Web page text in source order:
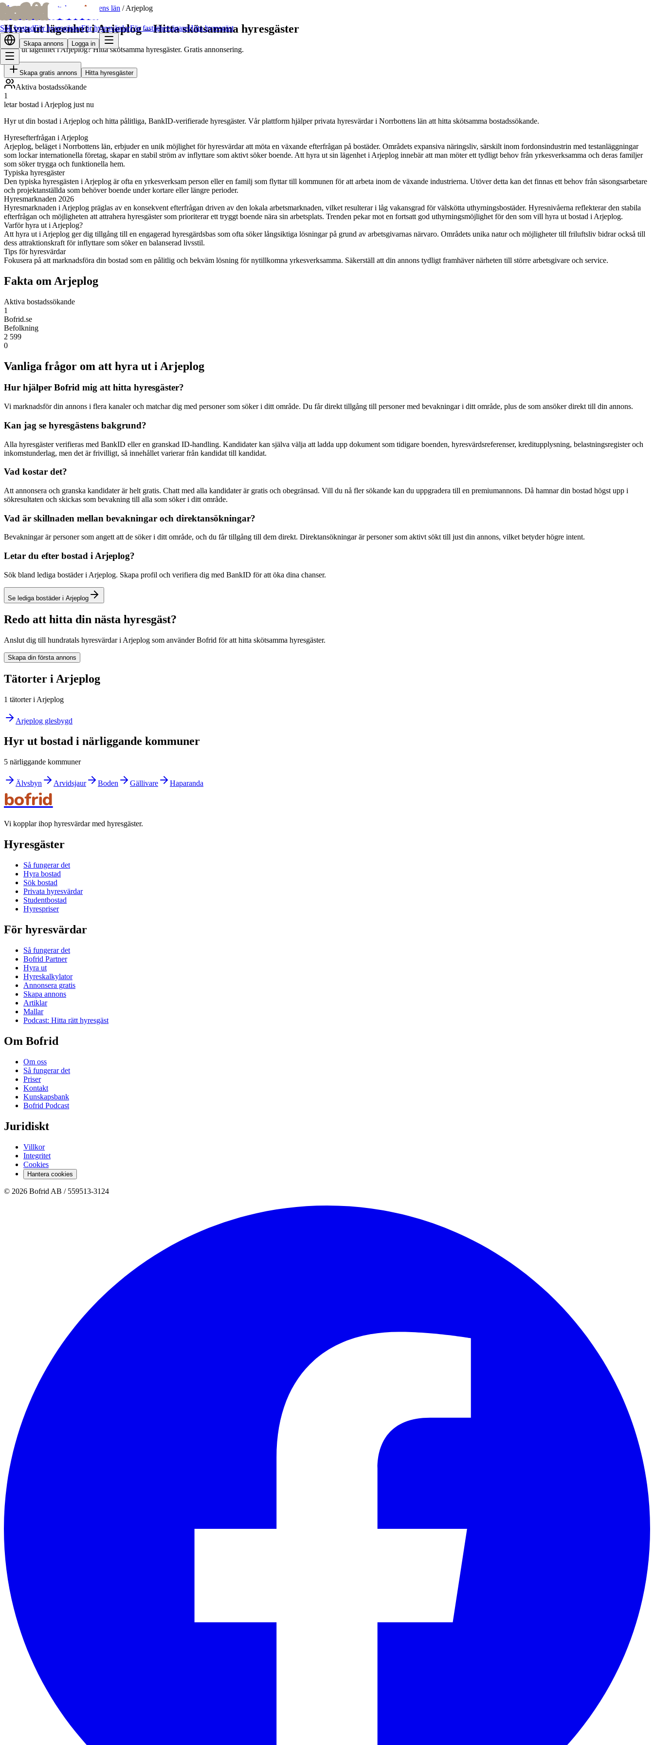
bofridbofrid
Sök bostadFör hyresgästerFör hyresvärdarFör fastighetsägareHitta hyresgäst
Skapa annons Logga in
Hem/ Hyr ut bostad Norrbottens län /Arjeplog
Hyra ut lägenhet i Arjeplog – Hitta skötsamma hyresgäster
Hyra ut lägenhet i Arjeplog? Hitta skötsamma hyresgäster. Gratis annonsering.
Skapa gratis annons Hitta hyresgäster
Aktiva bostadssökande
1
letar bostad i Arjeplog just nu
Hyr ut din bostad i Arjeplog och hitta pålitliga, BankID-verifierade hyresgäster. Vår plattform hjälper privata hyresvärdar i Norrbottens län att hitta skötsamma bostadssökande.
Hyresefterfrågan i Arjeplog
Arjeplog, beläget i Norrbottens län, erbjuder en unik möjlighet för hyresvärdar att möta en växande efterfrågan på bostäder. Områdets expansiva näringsliv, särskilt inom fordonsindustrin med testanläggningar
som lockar internationella företag, skapar en stabil ström av inflyttare som aktivt söker boende. Att hyra ut sin lägenhet i Arjeplog innebär att man möter ett tydligt behov från yrkesverksamma och deras familjer
som söker trygga och funktionella hem.
Typiska hyresgäster
Den typiska hyresgästen i Arjeplog är ofta en yrkesverksam person eller en familj som flyttar till kommunen för att arbeta inom de växande industrierna. Utöver detta kan det finnas ett behov från säsongsarbetare
och projektanställda som behöver boende under kortare eller längre perioder.
Hyresmarknaden 2026
Hyresmarknaden i Arjeplog präglas av en konsekvent efterfrågan driven av den lokala arbetsmarknaden, vilket resulterar i låg vakansgrad för välskötta uthyrningsbostäder. Hyresnivåerna reflekterar den stabila
efterfrågan och möjligheten att attrahera hyresgäster som prioriterar ett tryggt boende nära sin arbetsplats. Trenden pekar mot en fortsatt god uthyrningsmöjlighet för den som vill hyra ut bostad i Arjeplog.
Varför hyra ut i Arjeplog?
Att hyra ut i Arjeplog ger dig tillgång till en engagerad hyresgärdsbas som ofta söker långsiktiga lösningar på grund av arbetsgivarnas närvaro. Områdets unika natur och möjligheter till friluftsliv bidrar också till
dess attraktionskraft för inflyttare som söker en balanserad livsstil.
Tips för hyresvärdar
Fokusera på att marknadsföra din bostad som en pålitlig och bekväm lösning för nytillkomna yrkesverksamma. Säkerställ att din annons tydligt framhäver närheten till större arbetsgivare och service.
Fakta om Arjeplog
Aktiva bostadssökande
1
Bofrid.se
Befolkning
2 599
0
Vanliga frågor om att hyra ut i Arjeplog
Hur hjälper Bofrid mig att hitta hyresgäster?
Vi marknadsför din annons i flera kanaler och matchar dig med personer som söker i ditt område. Du får direkt tillgång till personer med bevakningar i ditt område, plus de som ansöker direkt till din annons.
Kan jag se hyresgästens bakgrund?
Alla hyresgäster verifieras med BankID eller en granskad ID-handling. Kandidater kan själva välja att ladda upp dokument som tidigare boenden, hyresvärdsreferenser, kreditupplysning, belastningsregister och
inkomstunderlag, men det är frivilligt, så innehållet varierar från kandidat till kandidat.
Vad kostar det?
Att annonsera och granska kandidater är helt gratis. Chatt med alla kandidater är gratis och obegränsad. Vill du nå fler sökande kan du uppgradera till en premiumannons. Då hamnar din bostad högst upp i
sökresultaten och skickas som bevakning till alla som söker i ditt område.
Vad är skillnaden mellan bevakningar och direktansökningar?
Bevakningar är personer som angett att de söker i ditt område, och du får tillgång till dem direkt. Direktansökningar är personer som aktivt sökt till just din annons, vilket betyder högre intent.
Letar du efter bostad i Arjeplog?
Sök bland lediga bostäder i Arjeplog. Skapa profil och verifiera dig med BankID för att öka dina chanser.
Se lediga bostäder i Arjeplog
Redo att hitta din nästa hyresgäst?
Anslut dig till hundratals hyresvärdar i Arjeplog som använder Bofrid för att hitta skötsamma hyresgäster.
Skapa din första annons
Tätorter i Arjeplog
1 tätorter i Arjeplog
Arjeplog glesbygd
Hyr ut bostad i närliggande kommuner
5 närliggande kommuner
Älvsbyn Arvidsjaur Boden Gällivare Haparanda
bofrid
Vi kopplar ihop hyresvärdar med hyresgäster.
Hyresgäster
Så fungerar det
Hyra bostad
Sök bostad
Privata hyresvärdar
Studentbostad
Hyrespriser
För hyresvärdar
Så fungerar det
Bofrid Partner
Hyra ut
Hyreskalkylator
Annonsera gratis
Skapa annons
Artiklar
Mallar
Podcast: Hitta rätt hyresgäst
Om Bofrid
Om oss
Så fungerar det
Priser
Kontakt
Kunskapsbank
Bofrid Podcast
Juridiskt
Villkor
Integritet
Cookies
Hantera cookies
© 2026 Bofrid AB / 559513-3124